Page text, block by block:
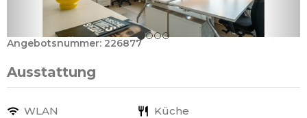
Angebotsnummer: 226877
Ausstattung
WLAN Küche